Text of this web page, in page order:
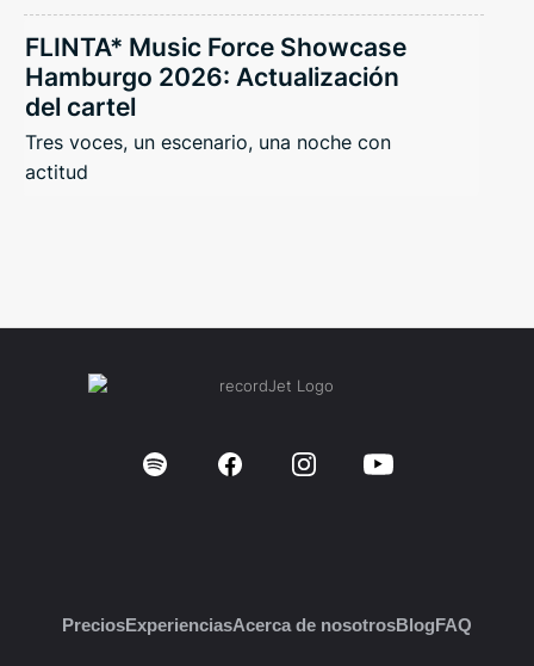
FLINTA* Music Force Showcase
Hamburgo 2026: Actualización
del cartel
Tres voces, un escenario, una noche con
actitud
PreciosExperienciasAcerca de nosotrosBlogFAQ